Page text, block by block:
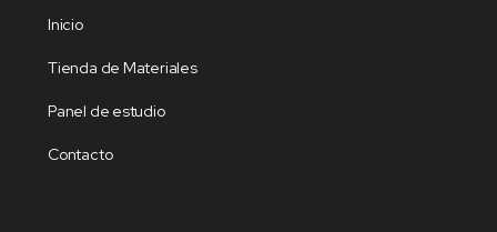
Inicio
Tienda de Materiales
Panel de estudio
Contacto